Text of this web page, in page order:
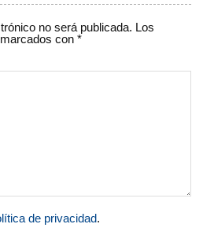
no será publicada. Los
con*
de privacidad.